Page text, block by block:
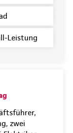
Leistung
zwei